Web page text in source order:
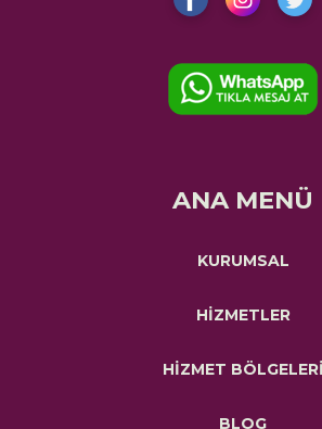
ANA MENÜ
KURUMSAL
HİZMETLER
HİZMET BÖLGELERİ
BLOG